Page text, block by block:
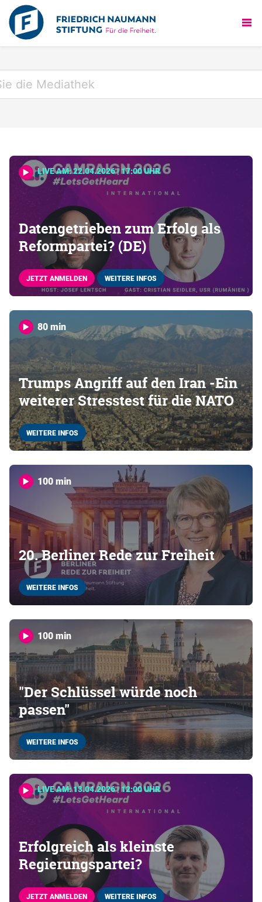
LIVE AM: 22.04.2026 | 17:00 UHR
Datengetrieben zum Erfolg als
Reformpartei? (DE)
JETZT ANMELDEN WEITERE INFOS
80 min
Trumps Angriff auf den Iran -Ein
weiterer Stresstest für die NATO
WEITERE INFOS
100 min
20. Berliner Rede zur Freiheit
WEITERE INFOS
100 min
"Der Schlüssel würde noch
passen"
WEITERE INFOS
LIVE AM: 13.04.2026 | 12:00 UHR
Erfolgreich als kleinste
Regierungspartei?
JETZT ANMELDEN WEITERE INFOS